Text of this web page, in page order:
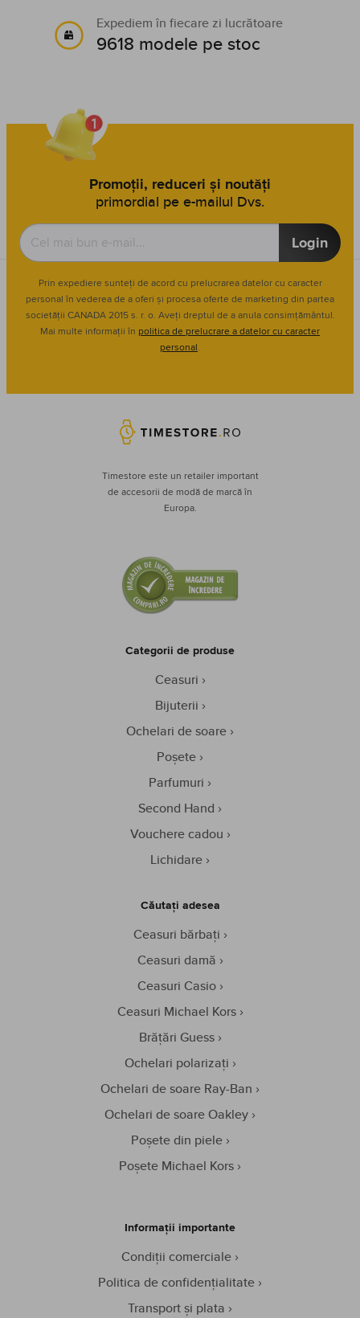
Expediem în fiecare zi lucrătoare
9618 modele pe stoc
Promoții, reduceri și noutăți
primordial pe e-mailul Dvs.
Login
Prin expediere sunteți de acord cu prelucrarea datelor cu caracter
personal în vederea de a oferi și procesa oferte de marketing din partea
societății CANADA 2015 s. r. o. Aveți dreptul de a anula consimțământul.
Mai multe informații în politica de prelucrare a datelor cu caracter
personal.
Timestore este un retailer important
de accesorii de modă de marcă în
Europa.
Categorii de produse
Ceasuri
Bijuterii
Ochelari de soare
Poșete
Parfumuri
Second Hand
Vouchere cadou
Lichidare
Căutați adesea
Ceasuri bărbați
Ceasuri damă
Ceasuri Casio
Ceasuri Michael Kors
Brățări Guess
Ochelari polarizați
Ochelari de soare Ray-Ban
Ochelari de soare Oakley
Poșete din piele
Poșete Michael Kors
Informații importante
Condiții comerciale
Politica de confidențialitate
Transport și plata